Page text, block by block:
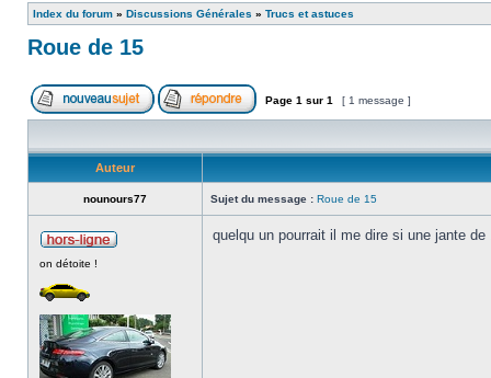
Index du forum » Discussions Générales » Trucs et astuces
Roue de 15
Page 1 sur 1 [ 1 message ]
Auteur
nounours77 Sujet du message : Roue de 15
on détoite !
quelqu un pourrait il me dire si une jante